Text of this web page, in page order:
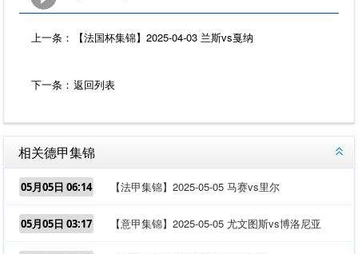
上一条： 【法国杯集锦】2025-04-03 兰斯vs戛纳
下一条： 返回列表
相关德甲集锦
05月05日 06:14 【法甲集锦】2025-05-05 马赛vs里尔
05月05日 03:17 【意甲集锦】2025-05-05 尤文图斯vs博洛尼亚